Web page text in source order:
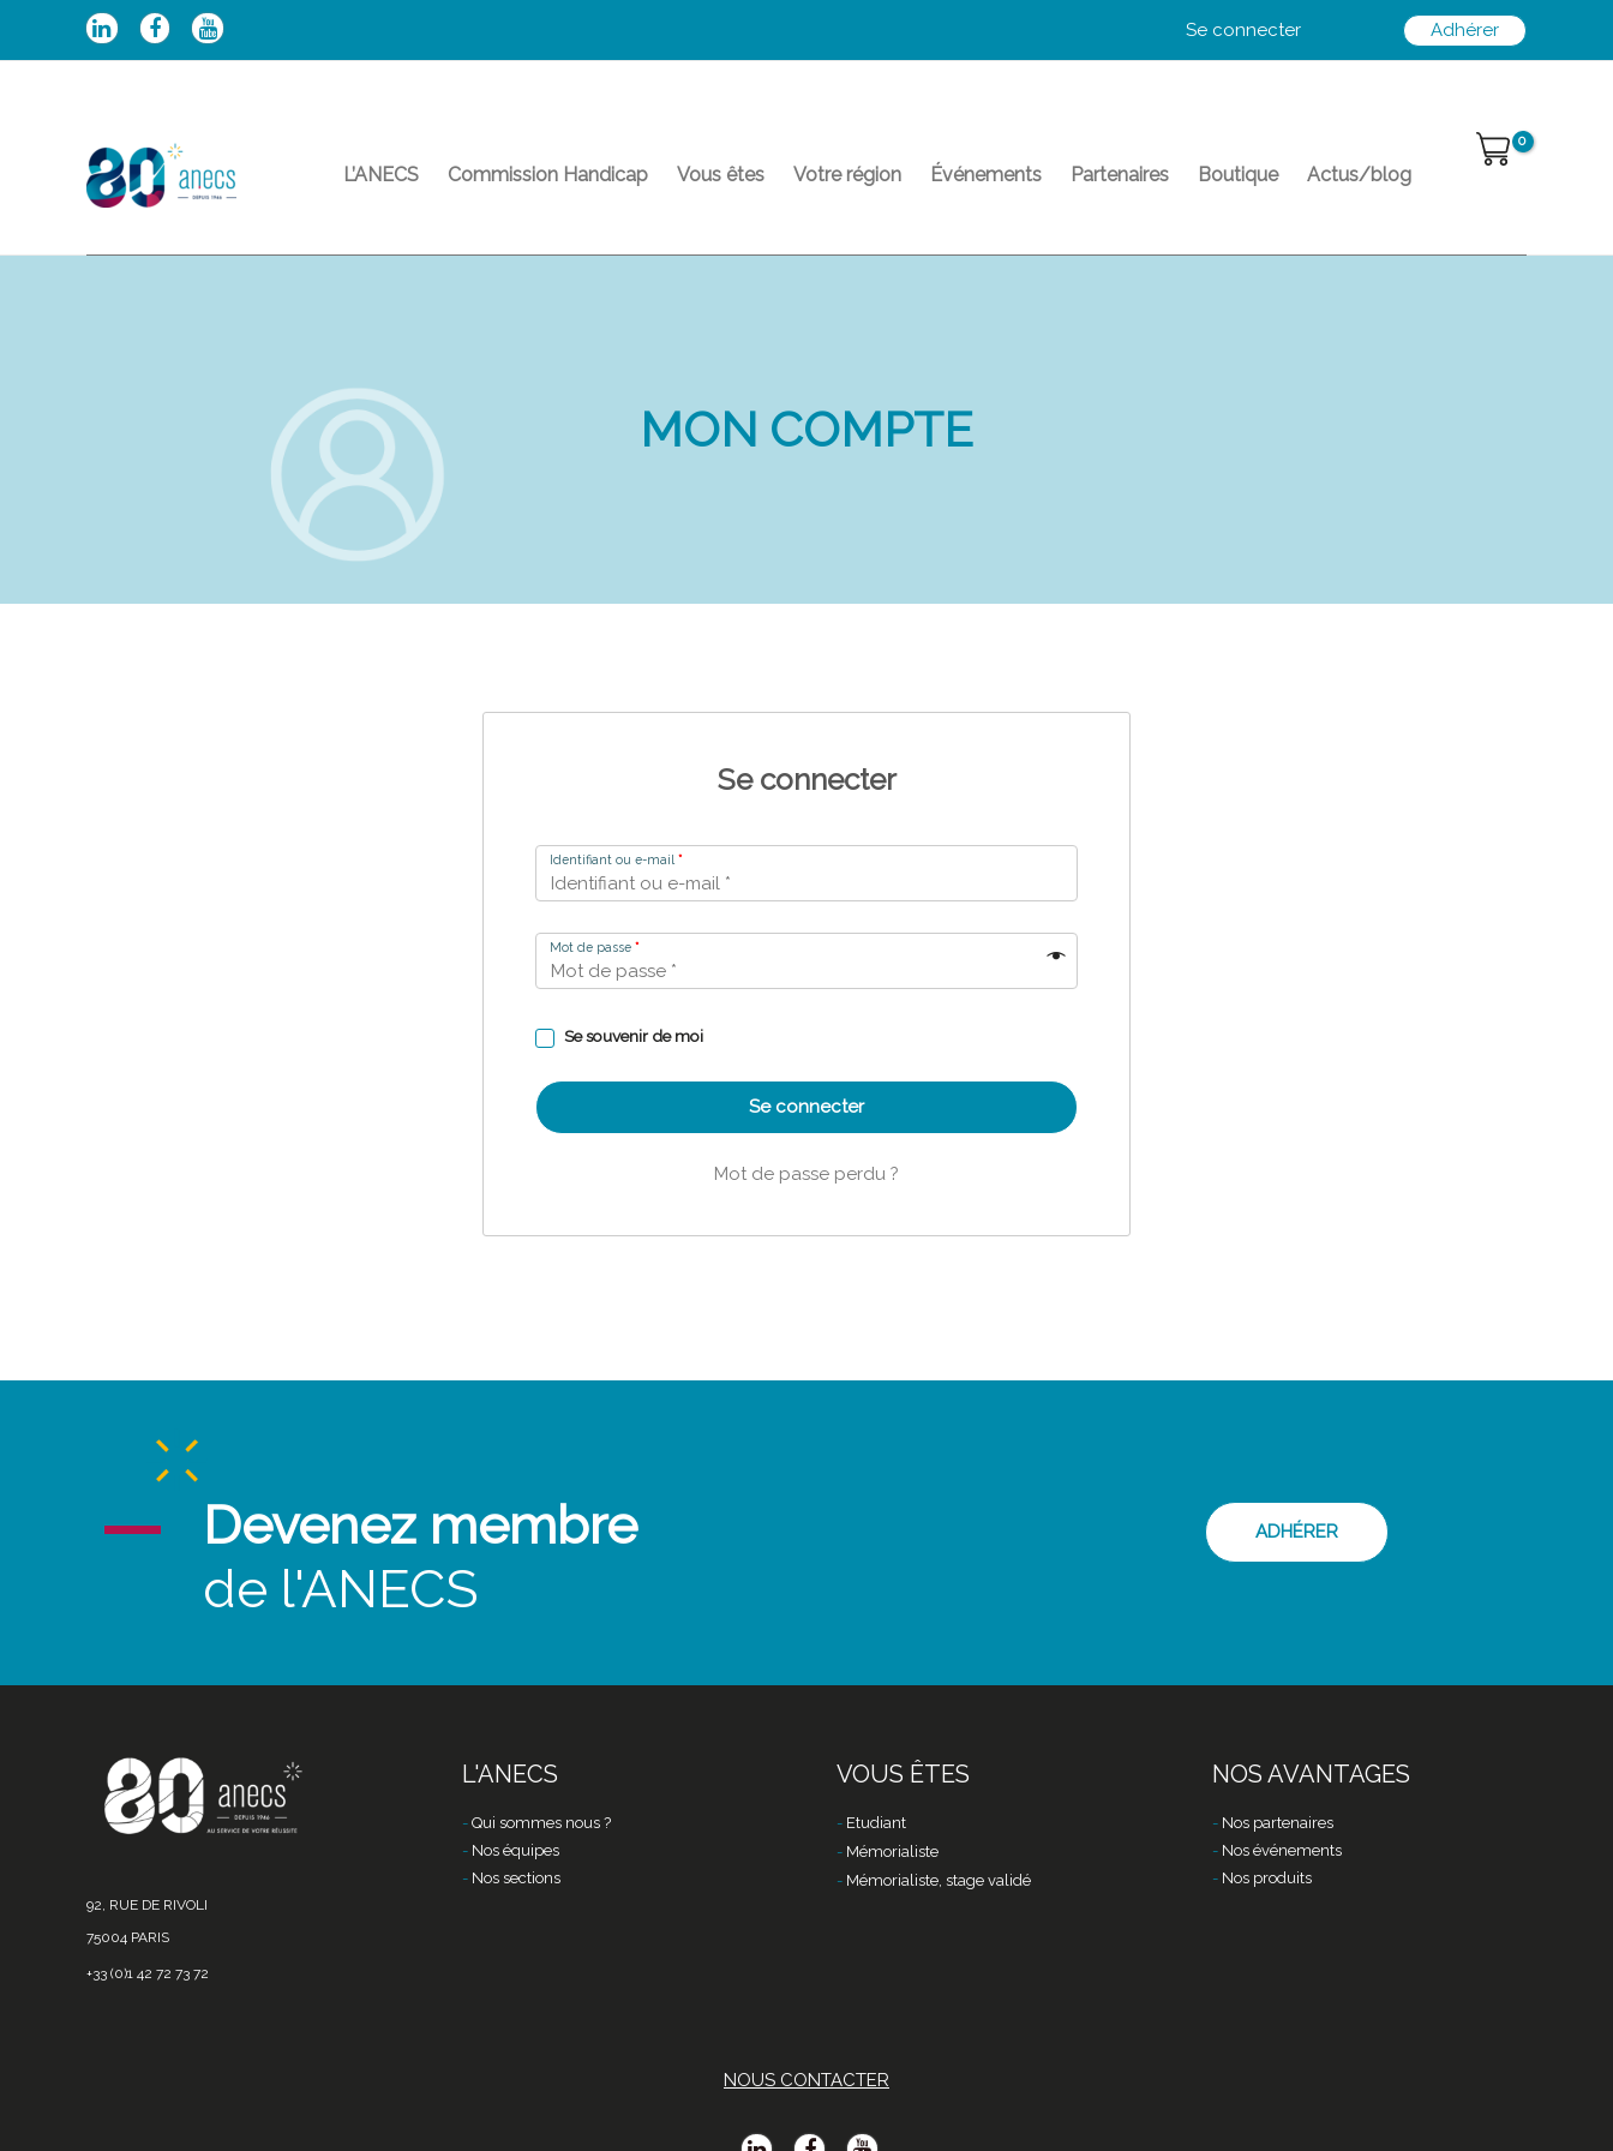
Se connecter Adhérer
L’ANECS Commission Handicap Vous êtes Votre région Événements Partenaires Boutique Actus/blog
MON COMPTE
Se connecter
Identifiant ou e-mail *
Mot de passe *
Se souvenir de moi
Se connecter
Mot de passe perdu ?
Devenez membre
de l'ANECS
ADHÉRER
92, RUE DE RIVOLI
75004 PARIS
+33 (0)1 42 72 73 72
L'ANECS
Qui sommes nous ?
Nos équipes
Nos sections
VOUS ÊTES
Etudiant
Mémorialiste
Mémorialiste, stage validé
NOS AVANTAGES
Nos partenaires
Nos événements
Nos produits
NOUS CONTACTER